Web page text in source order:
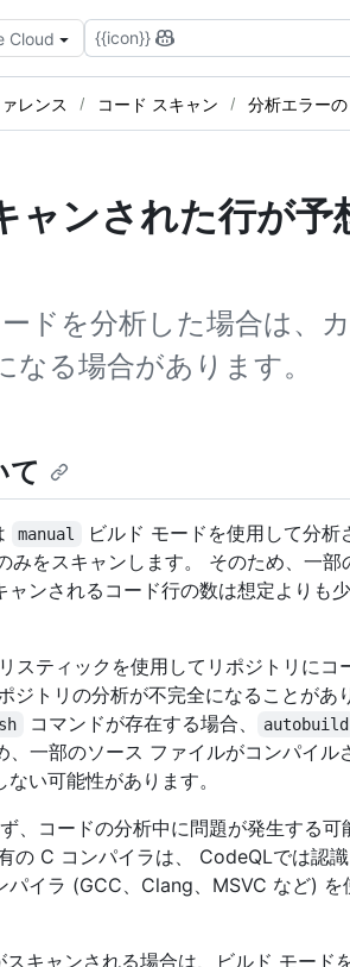
Cloud {{icon}}
レンス コード スキャン 分析エラー
ンされた行が予
ドを分析した場合は、
る場合があります。
て
manual
ビルド モードを使用して分析
をスキャンします。 そのため、一部
ンされるコード行の数は想定よりも少
スティックを使用してリポジトリにコ
ジトリの分析が不完全になることがあ
コマンドが存在する場合、 autobuild
一部のソース ファイルがコンパイル
い可能性があります。
、コードの分析中に問題が発生する可
の C コンパイラは、 CodeQLでは認
イラ (GCC、Clang、MSVC など) を
キャンされる場合は、ビルド モード